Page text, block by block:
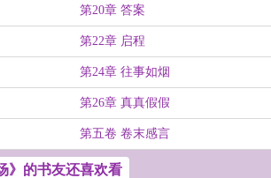
第20章 答案
第22章 启程
第24章 往事如烟
第26章 真真假假
第五卷 卷末感言
》的书友还喜欢看